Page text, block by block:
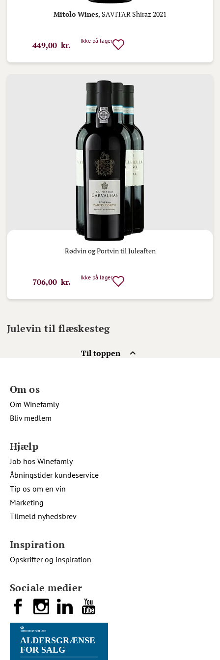
Mitolo Wines, SAVITAR Shiraz 2021
449,00 kr. Ikke på lager
Rødvin og Portvin til Juleaften
706,00 kr. Ikke på lager
Til toppen
Julevin til flæskesteg
Sociale medier
Om os
Om Winefamly
Bliv medlem
Hjælp
Job hos Winefamly
Åbningstider kundeservice
Tip os om en vin
Marketing
Tilmeld nyhedsbrev
Inspiration
Opskrifter og inspiration